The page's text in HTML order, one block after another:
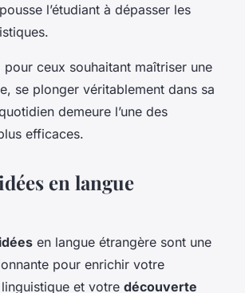
l’étudiant à dépasser les
pour ceux souhaitant maîtriser une
se plonger véritablement dans sa
demeure l’une des
efficaces.
en langue
en langue étrangère sont une
pour enrichir votre
et votre découverte